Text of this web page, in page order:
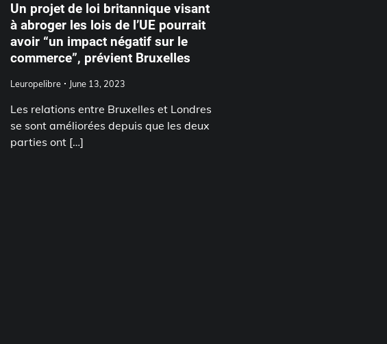
Un projet de loi britannique visant
à abroger les lois de l’UE pourrait
avoir “un impact négatif sur le
commerce”, prévient Bruxelles
Leuropelibre June 13, 2023
Les relations entre Bruxelles et Londres
se sont améliorées depuis que les deux
parties ont […]